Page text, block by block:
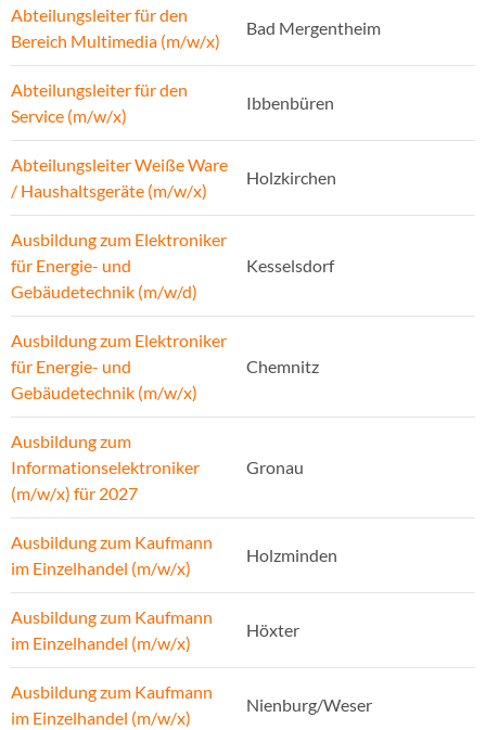
Abteilungsleiter für den
Bereich Multimedia (m/w/x)
Bad Mergentheim
Abteilungsleiter für den
Service (m/w/x)
Ibbenbüren
Abteilungsleiter Weiße Ware
/ Haushaltsgeräte (m/w/x)
Holzkirchen
Ausbildung zum Elektroniker
für Energie- und
Gebäudetechnik (m/w/d)
Kesselsdorf
Ausbildung zum Elektroniker
für Energie- und
Gebäudetechnik (m/w/x)
Chemnitz
Ausbildung zum
Informationselektroniker
(m/w/x) für 2027
Gronau
Ausbildung zum Kaufmann
im Einzelhandel (m/w/x)
Holzminden
Ausbildung zum Kaufmann
im Einzelhandel (m/w/x)
Höxter
Ausbildung zum Kaufmann
im Einzelhandel (m/w/x)
Nienburg/Weser